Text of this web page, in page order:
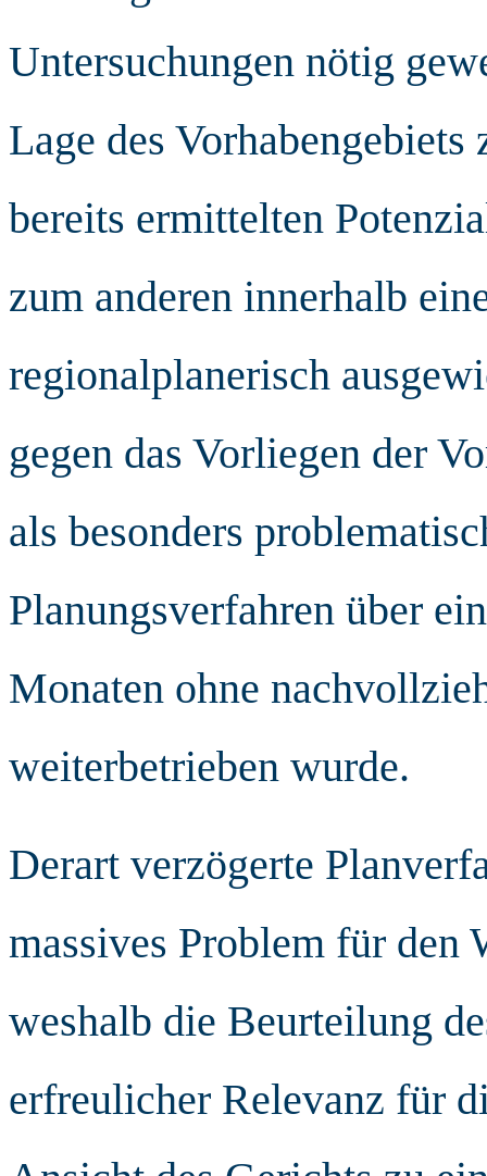
Untersuchungen nötig
Lage des
bereits ermittelten
zum anderen innerhalb
regionalplanerisch
gegen das Vorliegen der
als besonders
Planungsverfahren über
Monaten ohne
weiterbetrieben wurde.
Derart verzögerte
massives Problem für den
weshalb die Beurteilung
erfreulicher Relevanz für